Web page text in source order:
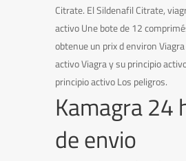
Citrate. El Sildenafil Citrate,
activo Une bote de 12
obtenue un prix d environ
activo Viagra y su principio
principio activo Los peligros.
Kamagra 24
de envio